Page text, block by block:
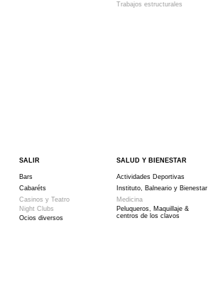
Trabajos estructurales
SALIR
Bars
Cabaréts
Casinos y Teatro
Night Clubs
Ocios diversos
SALUD Y BIENESTAR
Actividades Deportivas
Instituto, Balneario y Bienestar
Medicina
Peluqueros, Maquillaje &
centros de los clavos